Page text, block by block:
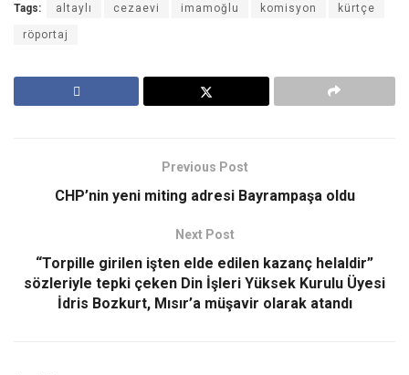
Tags: altaylı cezaevi imamoğlu komisyon kürtçe
röportaj
Previous Post
CHP’nin yeni miting adresi Bayrampaşa oldu
Next Post
“Torpille girilen işten elde edilen kazanç helaldir”
sözleriyle tepki çeken Din İşleri Yüksek Kurulu Üyesi
İdris Bozkurt, Mısır’a müşavir olarak atandı